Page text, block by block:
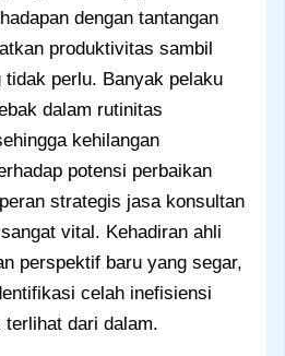
dengan tantangan
produktivitas sambil
tidak perlu. Banyak pelaku
dalam rutinitas
kehilangan
potensi perbaikan
strategis jasa konsultan
vital. Kehadiran ahli
perspektif baru yang segar,
celah inefisiensi
dari dalam.